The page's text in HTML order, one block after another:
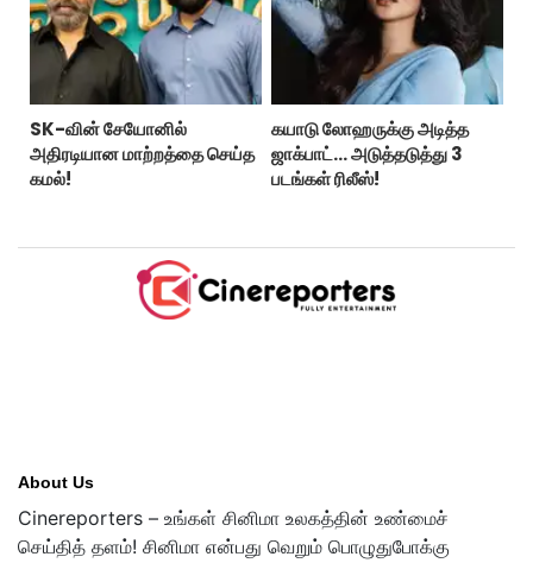
SK-வின் சேயோனில்
அதிரடியான மாற்றத்தை செய்த
கமல்!
கயாடு லோஹருக்கு அடித்த
ஜாக்பாட்... அடுத்தடுத்து 3
படங்கள் ரிலீஸ்!
About Us
Cinereporters – உங்கள் சினிமா உலகத்தின் உண்மைச்
செய்தித் தளம்! சினிமா என்பது வெறும் பொழுதுபோக்கு